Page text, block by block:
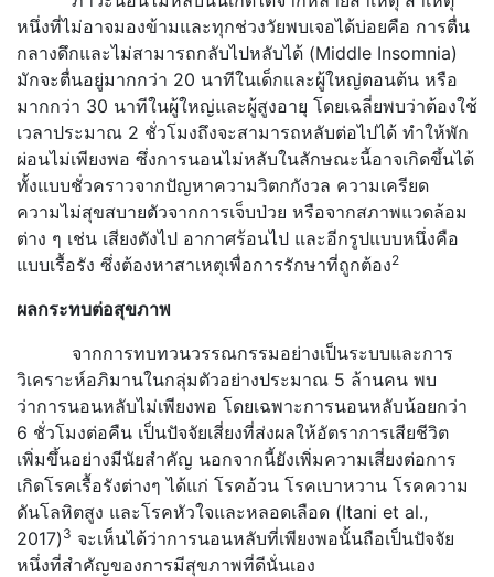
หนึ่งที่ไม่อาจมองข้ามและทุกช่วงวัยพบเจอได้บ่อยคือ การตื่น
กลางดึกและไม่สามารถกลับไปหลับได้ (Middle Insomnia)
มักจะตื่นอยู่มากกว่า 20 นาทีในเด็กและผู้ใหญ่ตอนต้น หรือ
มากกว่า 30 นาทีในผู้ใหญ่และผู้สูงอายุ โดยเฉลี่ยพบว่าต้องใช้
เวลาประมาณ 2 ชั่วโมงถึงจะสามารถหลับต่อไปได้ ทำให้พัก
ผ่อนไม่เพียงพอ ซึ่งการนอนไม่หลับในลักษณะนี้อาจเกิดขึ้นได้
ทั้งแบบชั่วคราวจากปัญหาความวิตกกังวล ความเครียด
ความไม่สุขสบายตัวจากการเจ็บป่วย หรือจากสภาพแวดล้อม
ต่าง ๆ เช่น เสียงดังไป อากาศร้อนไป และอีกรูปแบบหนึ่งคือ
แบบเรื้อรัง ซึ่งต้องหาสาเหตุเพื่อการรักษาที่ถูกต้อง2
ผลกระทบต่อสุขภาพ
จากการทบทวนวรรณกรรมอย่างเป็นระบบและการ
วิเคราะห์อภิมานในกลุ่มตัวอย่างประมาณ 5 ล้านคน พบ
ว่าการนอนหลับไม่เพียงพอ โดยเฉพาะการนอนหลับน้อยกว่า
6 ชั่วโมงต่อคืน เป็นปัจจัยเสี่ยงที่ส่งผลให้อัตราการเสียชีวิต
เพิ่มขึ้นอย่างมีนัยสำคัญ นอกจากนี้ยังเพิ่มความเสี่ยงต่อการ
เกิดโรคเรื้อรังต่างๆ ได้แก่ โรคอ้วน โรคเบาหวาน โรคความ
ดันโลหิตสูง และโรคหัวใจและหลอดเลือด (Itani et al.,
2017) 3 จะเห็นได้ว่าการนอนหลับที่เพียงพอนั้นถือเป็นปัจจัย
หนึ่งที่สำคัญของการมีสุขภาพที่ดีนั่นเอง